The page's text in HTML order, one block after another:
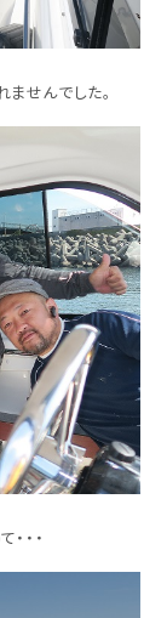
せんでした。
・・